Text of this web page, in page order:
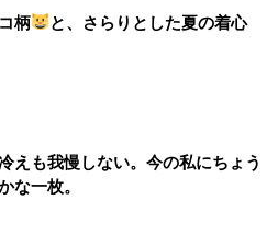
柄
と、さらりとした夏の着心
えも我慢しない。今の私にちょう
な一枚。